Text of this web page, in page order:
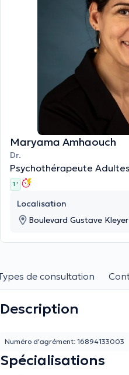
Maryama Amhaouch
Dr.
Psychothérapeute Adultes
1 '
Localisation
Boulevard Gustave
de consultation
Description
Numéro d'agrément: 16894133003
Spécialisations